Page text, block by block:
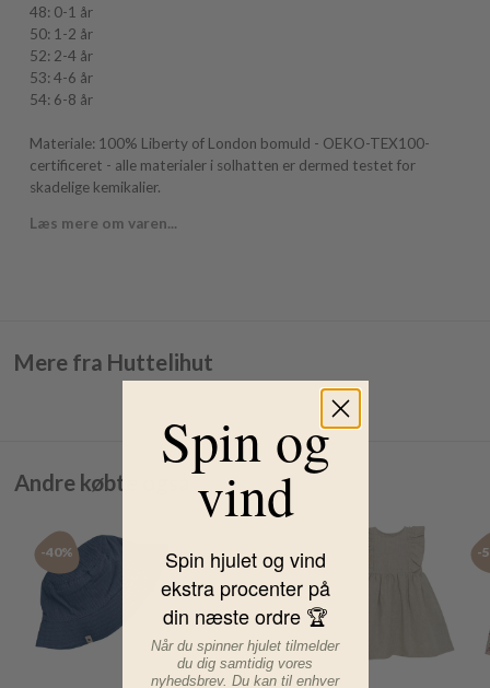
48: 0-1 år
50: 1-2 år
52: 2-4 år
53: 4-6 år
54: 6-8 år
Materiale: 100% Liberty of London bomuld - OEKO-TEX100-
certificeret - alle materialer i solhatten er dermed testet for
skadelige kemikalier.
Læs mere om varen...
Mere fra Huttelihut
Andre købte også
-40% -50% -
Spin og
vind
Spin hjulet og vind
ekstra procenter på
din næste ordre 🏆
Når du spinner hjulet tilmelder
du dig samtidig vores
nyhedsbrev. Du kan til enhver